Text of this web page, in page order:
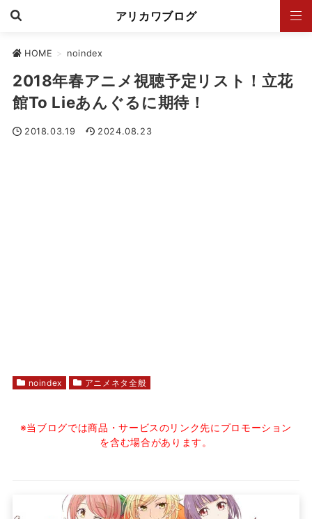
アリカワブログ
HOME > noindex
2018年春アニメ視聴予定リスト！立花
館To Lieあんぐるに期待！
2018.03.19 2024.08.23
noindex アニメネタ全般
※当ブログでは商品・サービスのリンク先にプロモーション
を含む場合があります。